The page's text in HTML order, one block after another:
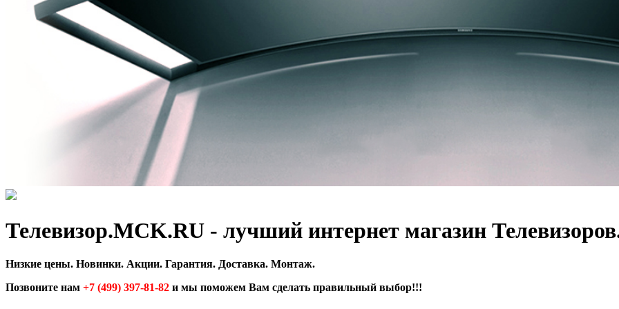
Телевизор.MCK.RU - лучший интернет магазин
Низкие цены. Новинки. Акции. Гарантия. Доставка. Монтаж.
Позвоните нам +7 (499) 397-81-82 и мы поможем Вам сделать правильный выбор!!!